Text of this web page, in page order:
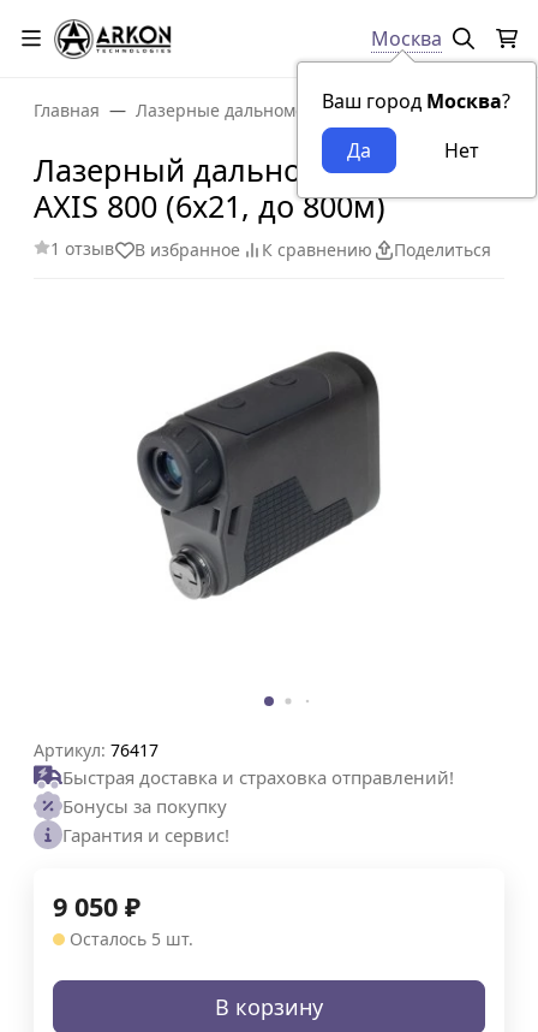
Москва
Ваш город Москва?
Главная Лазерные дальномеры Лазерный
Лазерный дальномер Arkon
AXIS 800 (6x21, до 800м)
1 отзыв В избранное К сравнению Поделиться
Артикул: 76417
Быстрая доставка и страховка отправлений!
Бонусы за покупку
Гарантия и сервис!
9 050 ₽
Осталось 5 шт.
В корзину